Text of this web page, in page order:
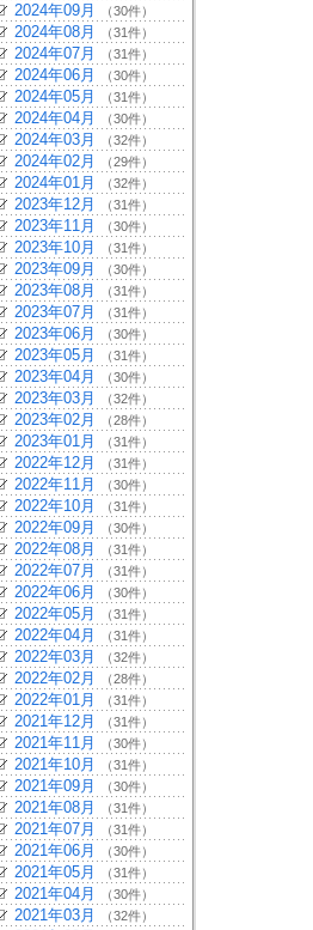
2024年09月 （30件）
2024年08月 （31件）
2024年07月 （31件）
2024年06月 （30件）
2024年05月 （31件）
2024年04月 （30件）
2024年03月 （32件）
2024年02月 （29件）
2024年01月 （32件）
2023年12月 （31件）
2023年11月 （30件）
2023年10月 （31件）
2023年09月 （30件）
2023年08月 （31件）
2023年07月 （31件）
2023年06月 （30件）
2023年05月 （31件）
2023年04月 （30件）
2023年03月 （32件）
2023年02月 （28件）
2023年01月 （31件）
2022年12月 （31件）
2022年11月 （30件）
2022年10月 （31件）
2022年09月 （30件）
2022年08月 （31件）
2022年07月 （31件）
2022年06月 （30件）
2022年05月 （31件）
2022年04月 （31件）
2022年03月 （32件）
2022年02月 （28件）
2022年01月 （31件）
2021年12月 （31件）
2021年11月 （30件）
2021年10月 （31件）
2021年09月 （30件）
2021年08月 （31件）
2021年07月 （31件）
2021年06月 （30件）
2021年05月 （31件）
2021年04月 （30件）
2021年03月 （32件）